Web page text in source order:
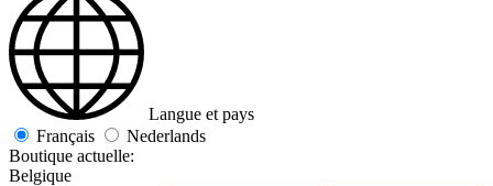
Langue et pays
Français
Nederlands
Boutique actuelle:
Belgique